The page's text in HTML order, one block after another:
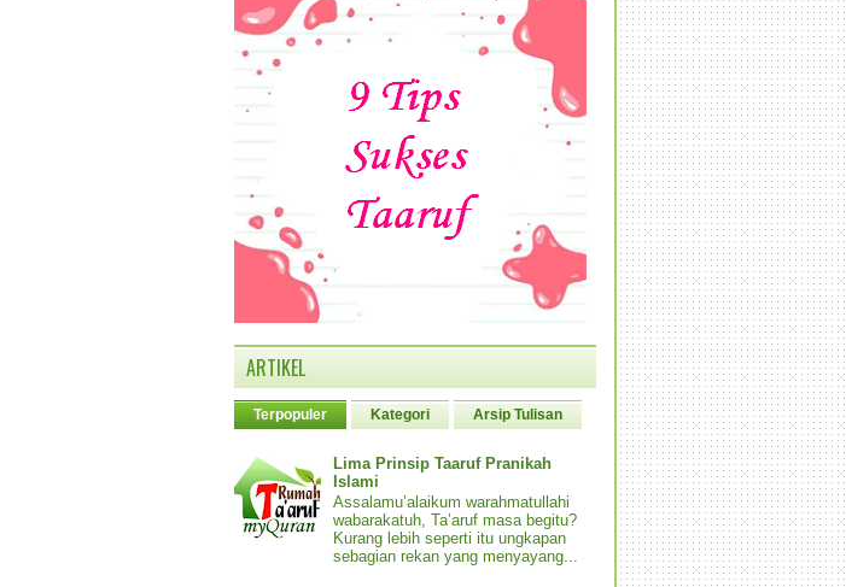
ARTIKEL
Terpopuler Kategori Arsip Tulisan
Lima Prinsip Taaruf Pranikah
Islami
Assalamu’alaikum warahmatullahi
wabarakatuh, Ta’aruf masa begitu?
Kurang lebih seperti itu ungkapan
sebagian rekan yang menyayang...